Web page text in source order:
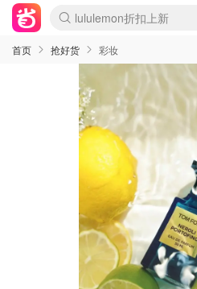
lululemon折扣上新
Sasa美妆护肤3.5折
SSENSE年中3折
FreshBeauty好价汇总
Cettire降价+叠9折
WWS Coles超市实拍
viagogo二手票捡漏
Myer超级周末1折
The Outnet奢牌1折起
David Jones 3折起
Flannels大牌1折
Perfumes Club护肤1折
AMIRO返校季6.2折
Amazon折扣汇总
eToro入金$200送$50
Amazon数码好物
ICONIC本周7.5折
ThedoubleF高奢地板价
Moose Knuckles 6折
丝芙兰5折起
EUFY官网3.7折起
Selenichast首饰2折
Trip机票酒店促销
YSL送5件彩妆礼
Amazon家居好物
Amazon美妆护肤
雅漾大喷$8
过敏原检测盒$33
伊索独家赠50ml沐浴露
科颜氏清仓3折
SEALIFE海洋馆门票6折
丝塔芙大白罐$16
订阅Newsletter送香薰
Cult Beauty 6.8折
Harrods圣诞日历2.3折
LN-CC奢牌私促3折
d'Alba空姐喷雾$16
EVE LOM套装逆天2折
Bernardelli独家4折
Adore Beauty 6折起
CT圣诞日历
Mytheresa奢品2.7折
Luxury Escapes 9折
Currentbody美容仪9折
MOON Garden Live
Roborock扫地机3.7折
Tingo Life水杯$24
Valentino官网5折
CR洗发护发6.3折
修丽可套装7.4折
Myer彩妆2件7折
GANNI官网4.5折
Stylevana韩妆4折
Tessabit高奢8.5折
OGX洗护4折
Amazon阿德莱德次日达
卡诗8.5折+赠礼
Philips Hue灯具8折
首页 抢好货 彩妆